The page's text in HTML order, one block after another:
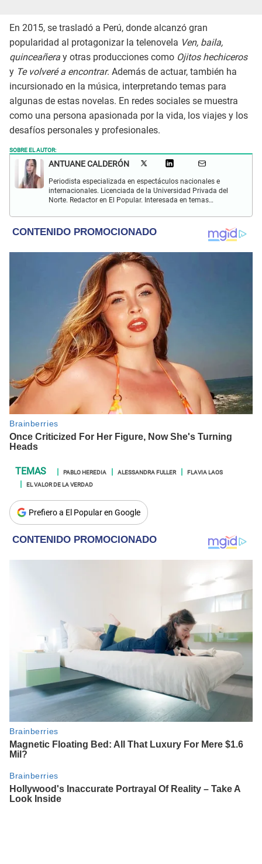
En 2015, se trasladó a Perú, donde alcanzó gran
popularidad al protagonizar la telenovela Ven, baila,
quinceañera y otras producciones como Ojitos hechiceros
y Te volveré a encontrar. Además de actuar, también ha
incursionado en la música, interpretando temas para
algunas de estas novelas. En redes sociales se muestra
como una persona apasionada por la vida, los viajes y los
desafíos personales y profesionales.
SOBRE EL AUTOR:
ANTUANE CALDERÓN
Periodista especializada en espectáculos nacionales e
internacionales. Licenciada de la Universidad Privada del
Norte. Redactor en El Popular. Interesada en temas
y televisión.
PABLO HEREDIA ALESSANDRA FULLER
FLAVIA LAOS
EL VALOR DE LA VERDAD
Prefiero a El Popular en Google